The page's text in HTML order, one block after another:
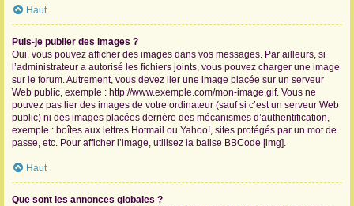
Haut
Puis-je publier des images ?
Oui, vous pouvez afficher des images dans vos messages. Par ailleurs, si
l’administrateur a autorisé les fichiers joints, vous pouvez charger une image
sur le forum. Autrement, vous devez lier une image placée sur un serveur
Web public, exemple : http://www.exemple.com/mon-image.gif. Vous ne
pouvez pas lier des images de votre ordinateur (sauf si c’est un serveur Web
public) ni des images placées derrière des mécanismes d’authentification,
exemple : boîtes aux lettres Hotmail ou Yahoo!, sites protégés par un mot de
passe, etc. Pour afficher l’image, utilisez la balise BBCode [img].
Haut
Que sont les annonces globales ?